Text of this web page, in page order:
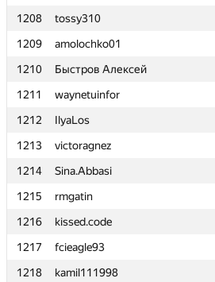
1208
tossy310
1209
amolochko01
1210
Быстров Алексей
1211
waynetuinfor
1212
IlyaLos
1213
victoragnez
1214
Sina.Abbasi
1215
rmgatin
1216
kissed.code
1217
fcieagle93
1218
kamil111998
1208
tossy310
1209
amolochko01
1210
Быстров Алексей
1211
waynetuinfor
1212
IlyaLos
1213
victoragnez
1214
Sina.Abbasi
1215
rmgatin
1216
kissed.code
1217
fcieagle93
1218
kamil111998